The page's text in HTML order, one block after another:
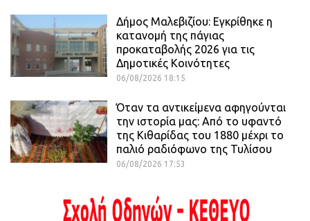
Δήμος Μαλεβιζίου: Εγκρίθηκε η
κατανομή της πάγιας
προκαταβολής 2026 για τις
Δημοτικές Κοινότητες
06/08/2026 18:15
Όταν τα αντικείμενα αφηγούνται
την ιστορία μας: Από το υφαντό
της Κιθαρίδας του 1880 μέχρι το
παλιό ραδιόφωνο της Τυλίσου
06/08/2026 17:53